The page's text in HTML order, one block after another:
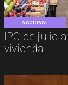
NACIONAL
IPC de julio
vivienda